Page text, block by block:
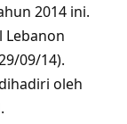
2014 ini.
Lebanon
09/14).
oleh